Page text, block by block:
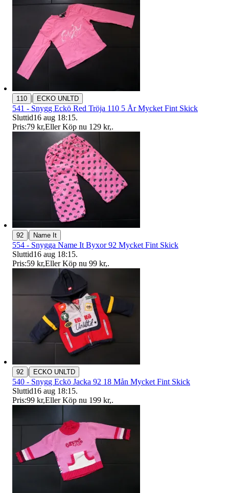
110 | ECKO UNLTD
541 - Snygg Eckö Red Tröja 110 5 År Mycket Fint Skick
Sluttid16 aug 18:15.
Pris:79 kr,Eller Köp nu 129 kr,.
92 | Name It
554 - Snygga Name It Byxor 92 Mycket Fint Skick
Sluttid16 aug 18:15.
Pris:59 kr,Eller Köp nu 99 kr,.
92 | ECKO UNLTD
540 - Snygg Eckö Jacka 92 18 Mån Mycket Fint Skick
Sluttid16 aug 18:15.
Pris:99 kr,Eller Köp nu 199 kr,.